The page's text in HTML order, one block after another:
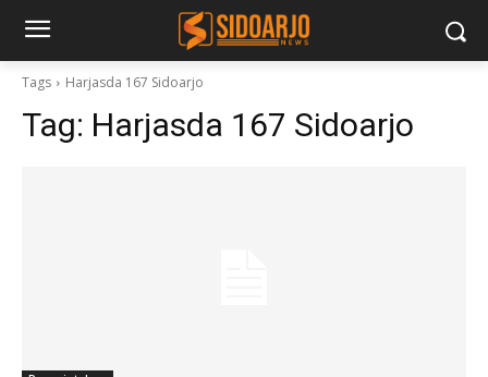
Tags Harjasda 167 Sidoarjo
Tag: Harjasda 167 Sidoarjo